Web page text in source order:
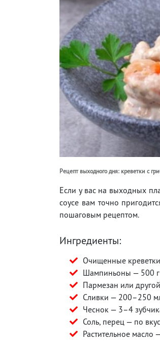
Рецепт выходного дня: креветки с
Если у вас на выходных
соусе вам точно
пошаговым рецептом.
Ингредиенты:
Очищенные
Шампиньоны — 500 г
Пармезан или
Сливки — 200–250
Чеснок — 3–4
Соль, перец — по
Растительное масло